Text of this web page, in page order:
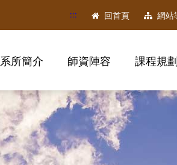
::: 回首頁 網站
系所簡介 師資陣容 課程規劃